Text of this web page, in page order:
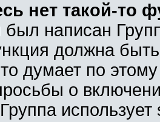
нет такой-то
написан
должна
думает по
о